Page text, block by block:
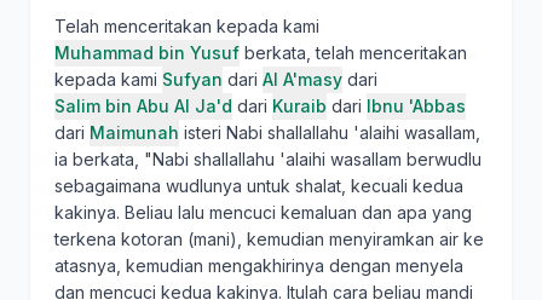
Telah menceritakan kepada kami
Muhammad bin Yusuf berkata, telah menceritakan
kepada kami Sufyan dari Al A'masy dari
Salim bin Abu Al Ja'd dari Kuraib dari Ibnu 'Abbas
dari Maimunah isteri Nabi shallallahu 'alaihi wasallam,
ia berkata, "Nabi shallallahu 'alaihi wasallam berwudlu
sebagaimana wudlunya untuk shalat, kecuali kedua
kakinya. Beliau lalu mencuci kemaluan dan apa yang
terkena kotoran (mani), kemudian menyiramkan air ke
atasnya, kemudian mengakhirinya dengan menyela
dan mencuci kedua kakinya. Itulah cara beliau mandi